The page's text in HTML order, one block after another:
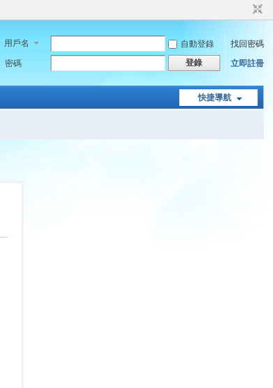
用戶名 自動登錄
找回密碼
密碼
登錄 立即註冊
快捷導航